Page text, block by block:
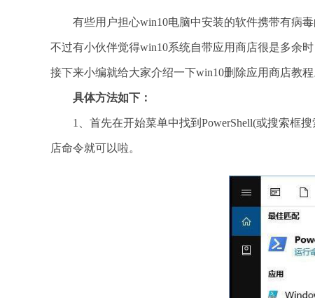
有些用户担心win10电脑中安装的软件携带有病毒
不过有小伙伴觉得win10系统自带应用商店很是多余
接下来小编就给大家介绍一下win10删除应用商店教程
具体方法如下：
1、首先在开始菜单中找到PowerShell(或搜索框搜
店命令就可以啦。